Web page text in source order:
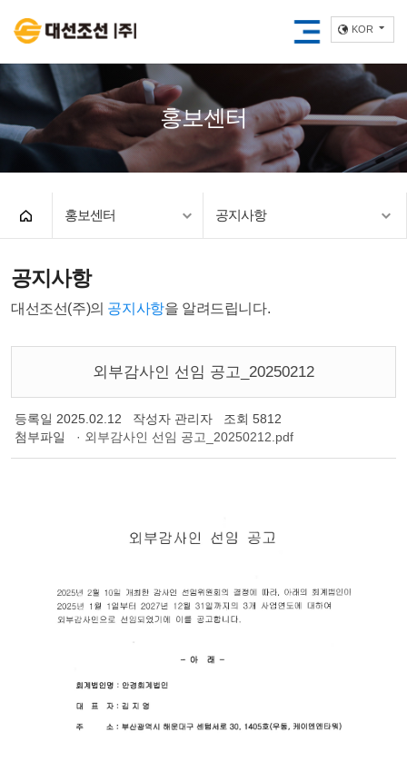
KOR
홍보센터
홍보센터 공지사항
공지사항
대선조선(주)의 공지사항을 알려드립니다.
외부감사인 선임 공고_20250212
등록일 2025.02.12 작성자 관리자 조회 5812
첨부파일
· 외부감사인 선임 공고_20250212.pdf